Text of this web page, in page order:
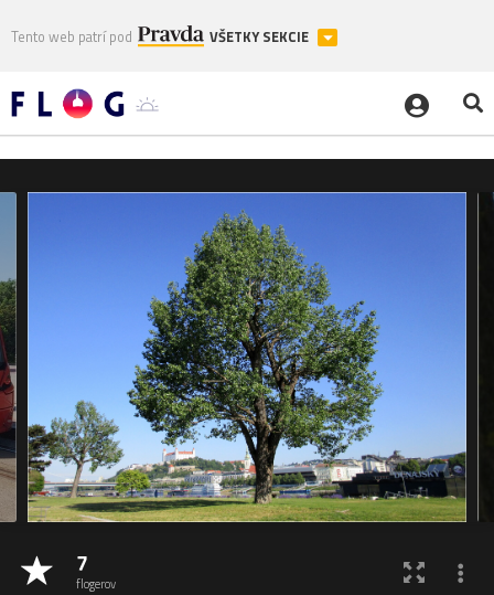
Tento web patrí pod VŠETKY SEKCIE
7
flogerov